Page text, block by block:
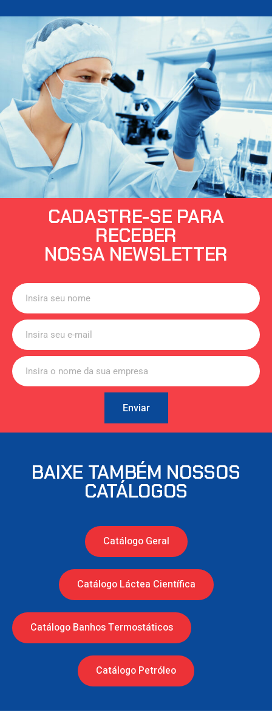
CADASTRE-SE PARA
RECEBER
NOSSA NEWSLETTER
Enviar
BAIXE TAMBÉM NOSSOS
CATÁLOGOS
Catálogo Geral
Catálogo Láctea Científica
Catálogo Banhos Termostáticos
Catálogo Petróleo